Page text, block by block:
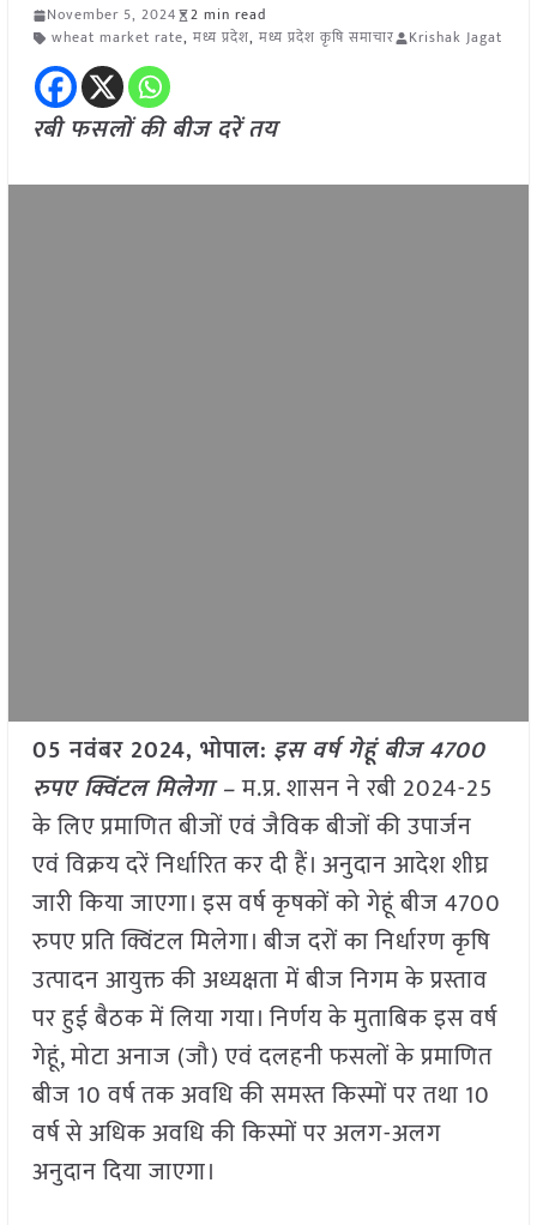
November 5, 2024
2 min read
wheat market rate, मध्य प्रदेश, मध्य प्रदेश कृषि समाचार Krishak Jagat
रबी फसलों की बीज दरें तय
05 नवंबर 2024, भोपाल: इस वर्ष गेहूं बीज 4700
रुपए क्विंटल मिलेगा –म.प्र. शासन ने रबी 2024-25
के लिए प्रमाणित बीजों एवं जैविक बीजों की उपार्जन
एवं विक्रय दरें निर्धारित कर दी हैं। अनुदान आदेश शीघ्र
जारी किया जाएगा। इस वर्ष कृषकों को गेहूं बीज 4700
रुपए प्रति क्विंटल मिलेगा। बीज दरों का निर्धारण कृषि
उत्पादन आयुक्त की अध्यक्षता में बीज निगम के प्रस्ताव
पर हुई बैठक में लिया गया। निर्णय के मुताबिक इस वर्ष
गेहूं, मोटा अनाज (जौ) एवं दलहनी फसलों के प्रमाणित
बीज 10 वर्ष तक अवधि की समस्त किस्मों पर तथा 10
वर्ष से अधिक अवधि की किस्मों पर अलग-अलग
अनुदान दिया जाएगा।